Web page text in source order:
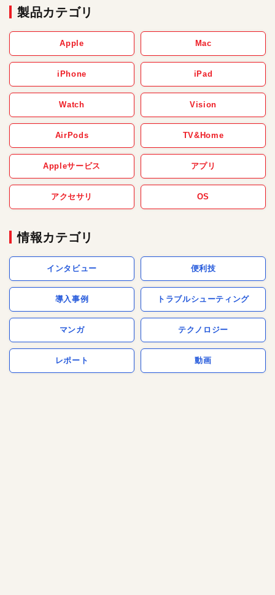
製品カテゴリ
Apple Mac
iPhone iPad
Watch Vision
AirPods TV&Home
Appleサービス アプリ
アクセサリ OS
情報カテゴリ
インタビュー 便利技
導入事例 トラブルシューティング
マンガ テクノロジー
レポート 動画